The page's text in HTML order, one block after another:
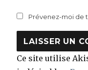
Prévenez-moi de
Ce site utilise